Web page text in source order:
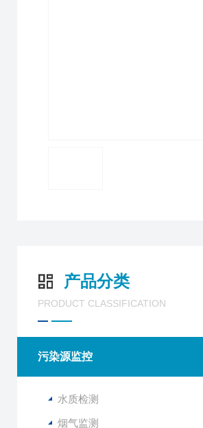
产品分类
PRODUCT CLASSIFICATION
污染源监控
水质检测
烟气监测